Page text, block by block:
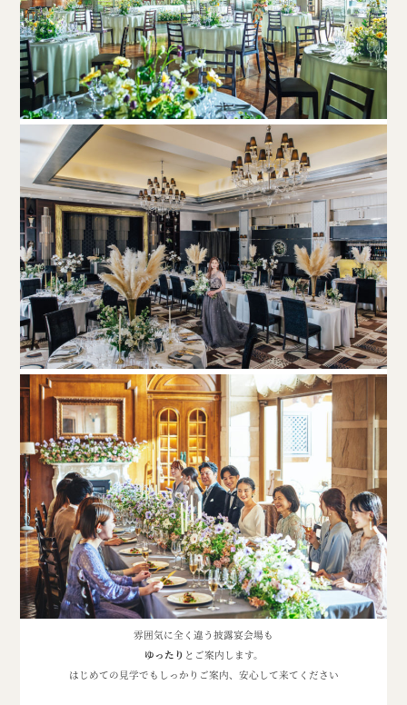
雰囲気に全く違う披露宴会場も
ゆったり とご案内します。
はじめての見学でもしっかりご案内、 安心して来てください